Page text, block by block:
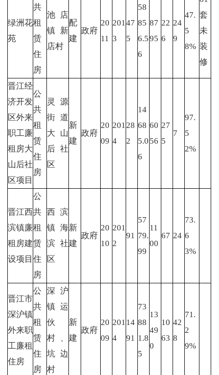
绿洲花
苑
共
租
赁
住
房
池店
镇新
店村
配
建
政府
20
11
201
3
47
5
58
85
6.5
6
87
95
22
6
24
9
47.
5
8%
套
未
装
修
晋江经
济开发
区外来
职工廉
租房大
山后社
区项目
公
共
租
赁
住
房
灵源
街道
大山
后社
区
新
建
政府
20
09
201
4
28
2
14
68
5.0
6
60
56
27
5
7
97.
5
2%
晋江西
滨镇廉
租房建
设项目
公
共
租
赁
住
房
西滨
镇海
滨社
区
新
建
政府
20
10
201
2
91
57
79.
99
11
00
67 24
73.
6
3%
晋江市
深沪镇
外来职
工廉租
住房
公
共
租
赁
住
房
深沪
镇运
伙
村、
坑边
村
新
建
政府
20
09
201
4
14
91
73
88
1.8
5
13
49
0
10
63
42
8
71.
2
9%